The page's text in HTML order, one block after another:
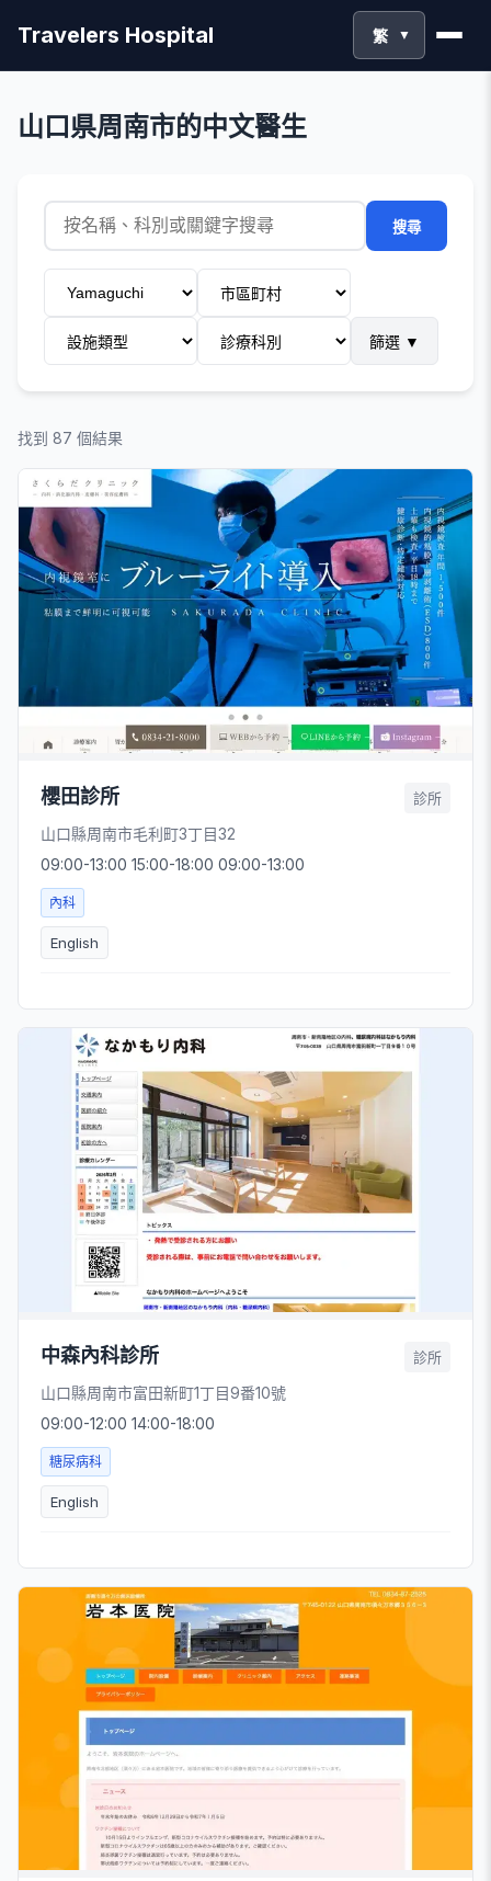
Travelers Hospital 繁 ▼
山口県周南市的中文醫生
搜尋
篩選 ▼
找到 87 個結果
櫻田診所 診所
山口縣周南市毛利町3丁目32
09:00-13:00 15:00-18:00 09:00-13:00
內科
English
中森內科診所 診所
山口縣周南市富田新町1丁目9番10號
09:00-12:00 14:00-18:00
糖尿病科
English